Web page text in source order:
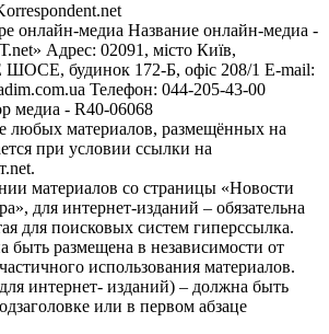
онлайн-медиа Название онлайн-медиа -
Адрес: 02091, місто Київ,
будинок 172-Б, офіс 208/1 E-mail:
Телефон: 044-205-43-00
медиа - R40-06068
любых материалов, размещённых на
при условии ссылки на
материалов со страницы «Новости
для интернет-изданий – обязательна
для поисковых систем гиперссылка.
быть размещена в независимости от
использования материалов.
интернет- изданий) – должна быть
или в первом абзаце